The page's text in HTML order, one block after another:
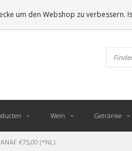
Wein Getränke
€75,00 (*NL)
um den Webshop zu verbessern.